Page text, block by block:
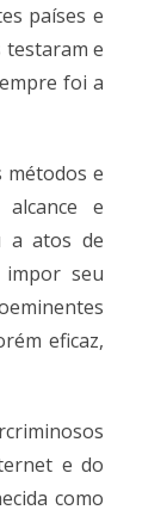
países e
testaram e
foi a
métodos e
e
a atos de
seu
eficaz,
e do
como